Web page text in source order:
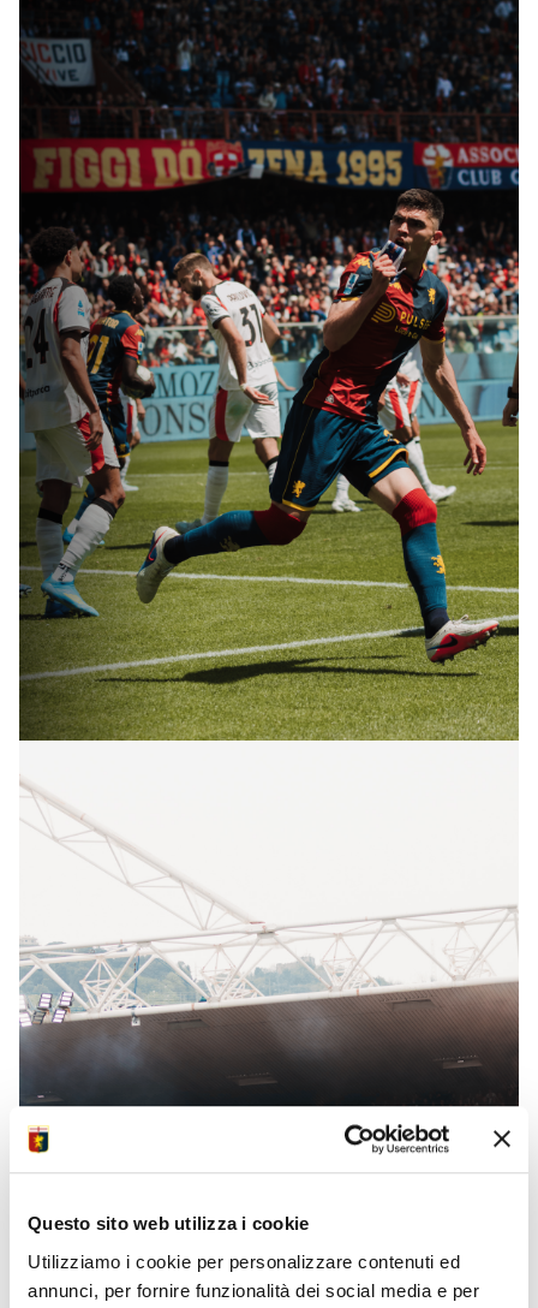
Questo sito web utilizza i cookie
Utilizziamo i cookie per personalizzare contenuti ed
annunci, per fornire funzionalità dei social media e per